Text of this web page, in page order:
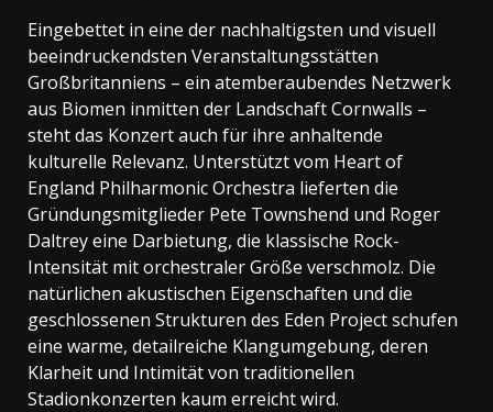
Eingebettet in eine der nachhaltigsten und visuell
beeindruckendsten Veranstaltungsstätten
Großbritanniens – ein atemberaubendes Netzwerk
aus Biomen inmitten der Landschaft Cornwalls –
steht das Konzert auch für ihre anhaltende
kulturelle Relevanz. Unterstützt vom Heart of
England Philharmonic Orchestra lieferten die
Gründungsmitglieder Pete Townshend und Roger
Daltrey eine Darbietung, die klassische Rock-
Intensität mit orchestraler Größe verschmolz. Die
natürlichen akustischen Eigenschaften und die
geschlossenen Strukturen des Eden Project schufen
eine warme, detailreiche Klangumgebung, deren
Klarheit und Intimität von traditionellen
Stadionkonzerten kaum erreicht wird.